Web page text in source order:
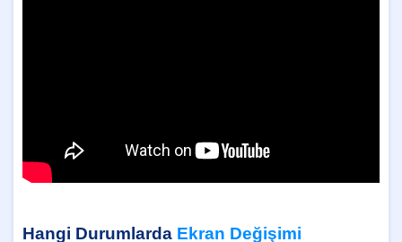
Hangi Durumlarda Ekran Değişimi